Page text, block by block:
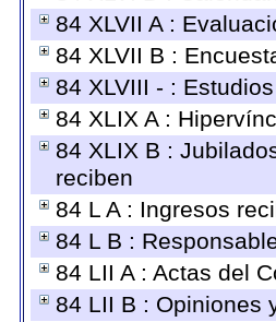
84 XLVII A :
84 XLVII B :
84 XLVIII - :
84 XLIX A :
84 XLIX B :
reciben
84 L A : Ingresos
84 L B :
84 LII A : Actas del
84 LII B : Opiniones